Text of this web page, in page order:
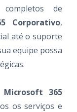
de
Corporativo,
até o suporte
equipe possa
Microsoft 365
os serviços e